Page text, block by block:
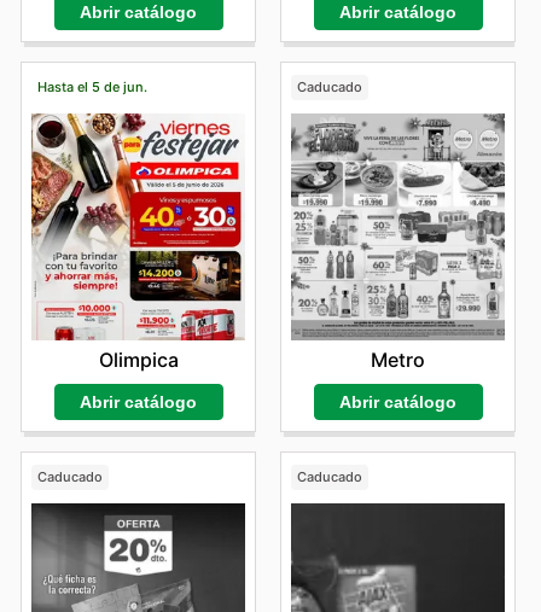
Abrir catálogo Abrir catálogo
Hasta el 5 de jun.
Olimpica
Abrir catálogo
Caducado
Metro
Abrir catálogo
Caducado Caducado